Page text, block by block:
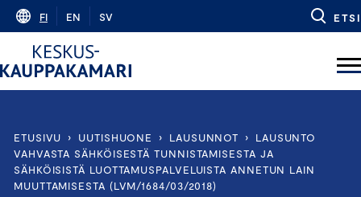
Skip
content
FI EN SV ETSI
ETUSIVU › UUTISHUONE › LAUSUNNOT ›
LAUSUNTO
VAHVASTA SÄHKÖISESTÄ TUNNISTAMISESTA JA
SÄHKÖISISTÄ LUOTTAMUSPALVELUISTA ANNETUN LAIN
MUUTTAMISESTA (LVM/1684/03/2018)